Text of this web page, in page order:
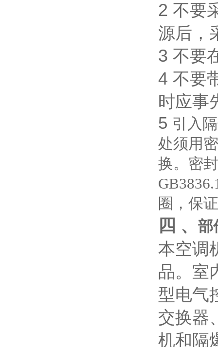
2 不要
源后，
3 不要
4 不要
时应事
5 引入
处须用
换。密
圈，保
四 、 部
本空调
品。室
型电气
交换器
机和隔